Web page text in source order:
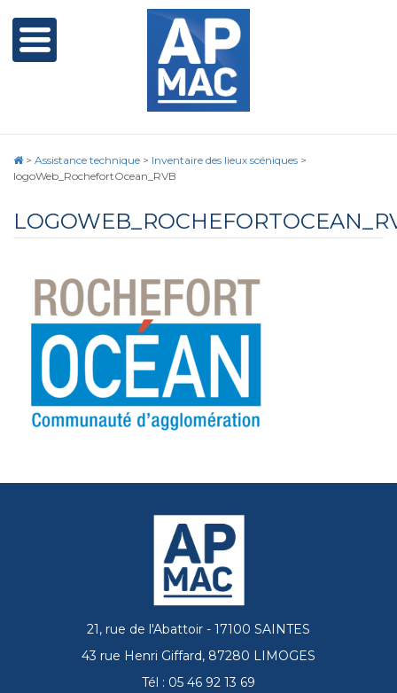
> Assistance technique > Inventaire des lieux scéniques >
logoWeb_RochefortOcean_RVB
21, rue de l'Abattoir - 17100 SAINTES
43 rue Henri Giffard, 87280 LIMOGES
Tél : 05 46 92 13 69